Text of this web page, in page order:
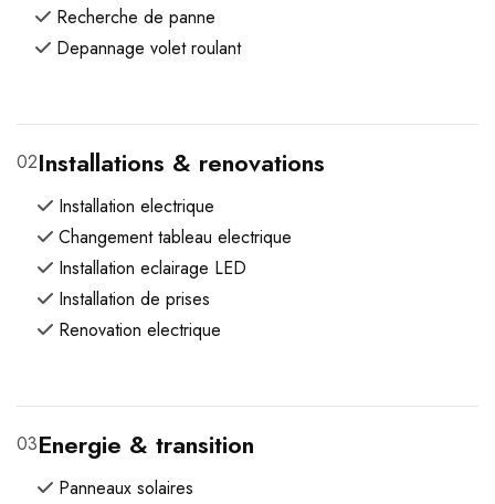
Recherche de panne
Depannage volet roulant
02Installations & renovations
Installation electrique
Changement tableau electrique
Installation eclairage LED
Installation de prises
Renovation electrique
03Energie & transition
Panneaux solaires